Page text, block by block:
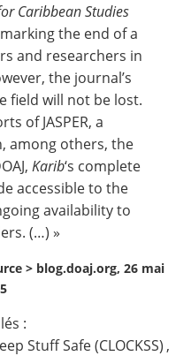
Caribbean Studies
the end of a
and researchers in
the journal’s
field will not be lost.
ofJASPER, a
among others, the
Karib‘s complete
accessible to the
availability to
(…) »
> blog.doaj.org, 26 mai
:
Stuff Safe (CLOCKSS) ,